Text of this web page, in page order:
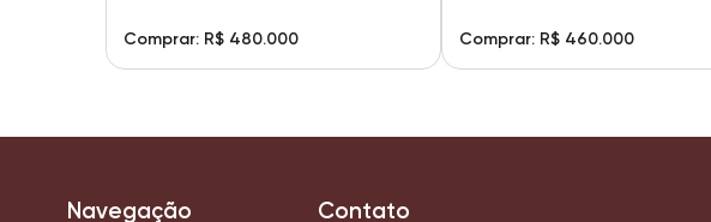
Comprar: R$ 480.000 Comprar: R$ 460.000
Navegação Contato